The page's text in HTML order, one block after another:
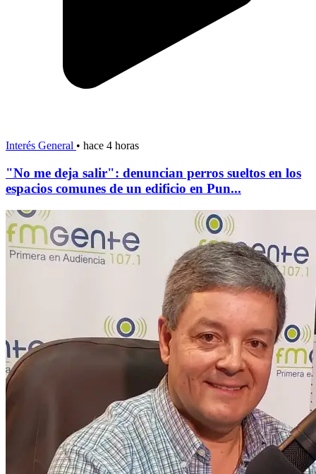
Interés General • hace 4 horas
"No me deja salir": denuncian perros sueltos en los
espacios comunes de un edificio en Pun...